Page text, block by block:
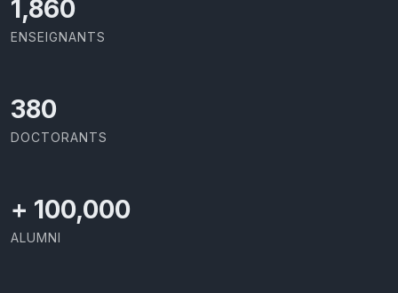
2,086
ENSEIGNANTS
426
DOCTORANTS
+ 100,000
ALUMNI